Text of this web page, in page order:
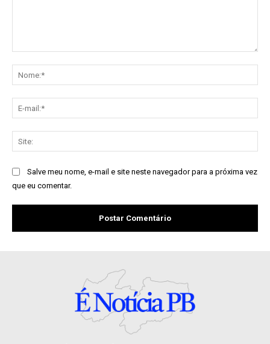
Salve meu nome, e-mail e site neste navegador para a próxima vez
que eu comentar.